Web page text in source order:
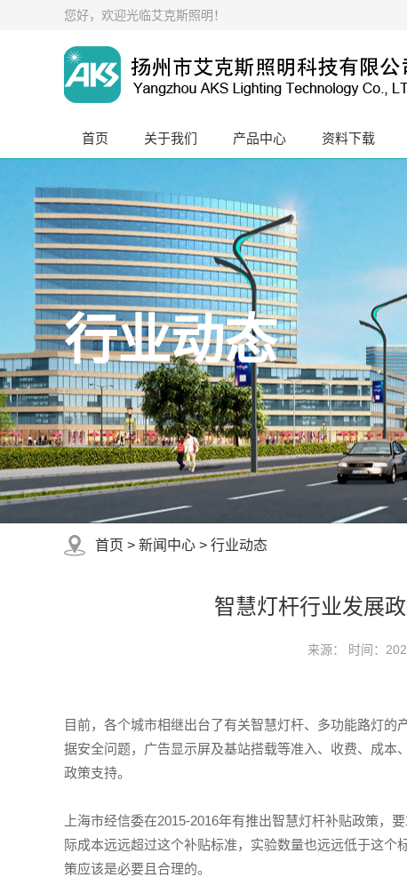
您好，欢迎光临艾克斯照明！
首页 关于我们 产品中心 资料下载
行业动态
首页 > 新闻中心 > 行业动态
智慧灯杆行业发展
来源： 时间：
目前，各个城市相继出台了有关智慧灯杆、多功能路灯
据安全问题，广告显示屏及基站搭载等准入、收费、成
政策支持。
上海市经信委在2015-2016年有推出智慧灯杆补贴政策，
际成本远远超过这个补贴标准，实验数量也远远低于这
策应该是必要且合理的。